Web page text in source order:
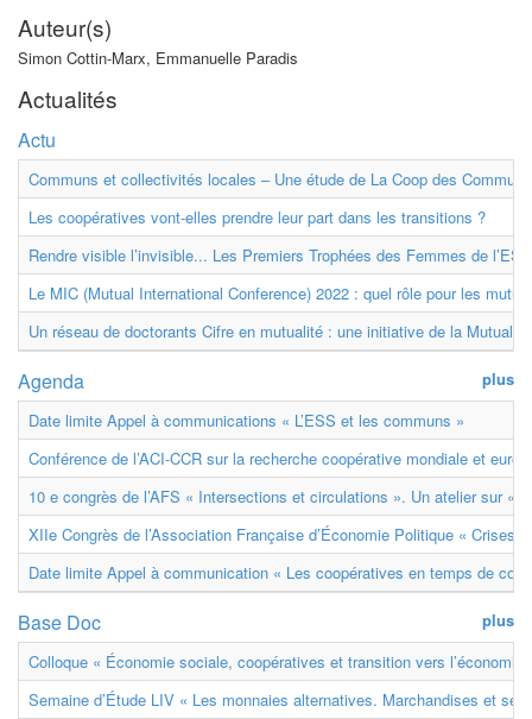
Auteur(s)
Simon Cottin-Marx, Emmanuelle Paradis
Actualités
Actu
Communs et collectivités locales – Une étude de La Coop des
Les coopératives vont-elles prendre leur part dans les transitions ?
Rendre visible l’invisible... Les Premiers Trophées des Femmes de
Le MIC (Mutual International Conference) 2022 : quel rôle pour les
Un réseau de doctorants Cifre en mutualité : une initiative de la
plus
Agenda
Date limite Appel à communications « L’ESS et les communs »
Conférence de l’ACI-CCR sur la recherche coopérative mondiale et
10 e congrès de l’AFS « Intersections et circulations ». Un atelier sur «
XIIe Congrès de l’Association Française d’Économie Politique « Crises
Date limite Appel à communication « Les coopératives en temps de
plus
Base Doc
Colloque « Économie sociale, coopératives et transition vers
Semaine d’Étude LIV « Les monnaies alternatives. Marchandises et